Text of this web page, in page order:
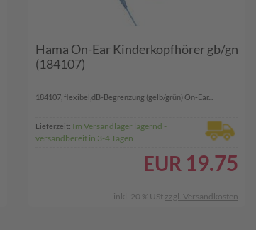
Hama On-Ear Kinderkopfhörer gb/gn
(184107)
184107, flexibel,dB-Begrenzung (gelb/grün) On-Ear...
Lieferzeit: Im Versandlager lagernd -
versandbereit in 3-4 Tagen
EUR 19.75
inkl. 20 % USt zzgl. Versandkosten